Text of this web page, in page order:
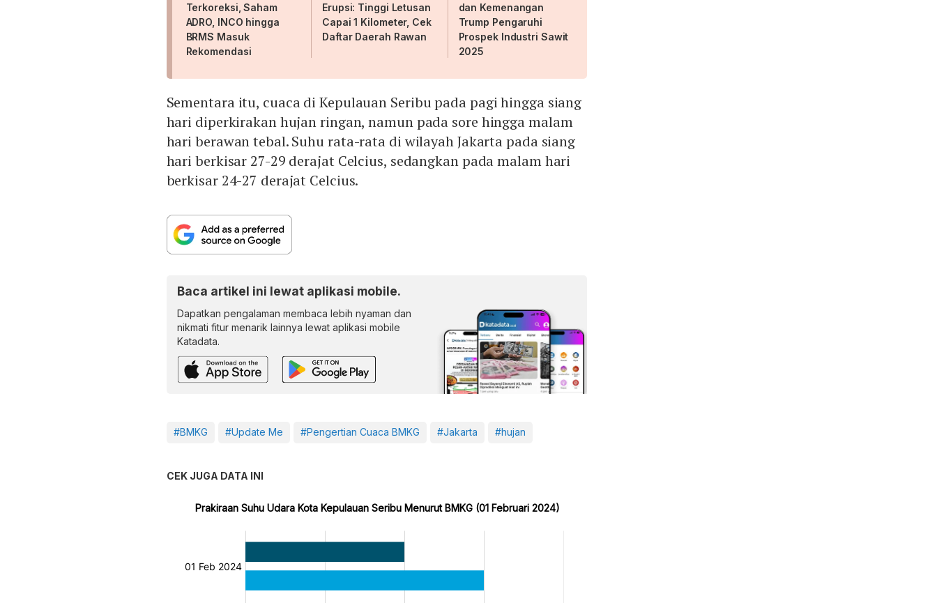
Terkoreksi, Saham
ADRO, INCO hingga
BRMS Masuk
Rekomendasi
Erupsi: Tinggi Letusan
Capai 1 Kilometer, Cek
Daftar Daerah Rawan
dan Kemenangan
Trump Pengaruhi
Prospek Industri Sawit
2025
Sementara itu, cuaca di Kepulauan Seribu pada pagi hingga siang
hari diperkirakan hujan ringan, namun pada sore hingga malam
hari berawan tebal. Suhu rata-rata di wilayah Jakarta pada siang
hari berkisar 27-29 derajat Celcius, sedangkan pada malam hari
berkisar 24-27 derajat Celcius.
Baca artikel ini lewat aplikasi mobile.
Dapatkan pengalaman membaca lebih nyaman dan
nikmati fitur menarik lainnya lewat aplikasi mobile
Katadata.
#BMKG #Update Me #Pengertian Cuaca BMKG #Jakarta #hujan
CEK JUGA DATA INI